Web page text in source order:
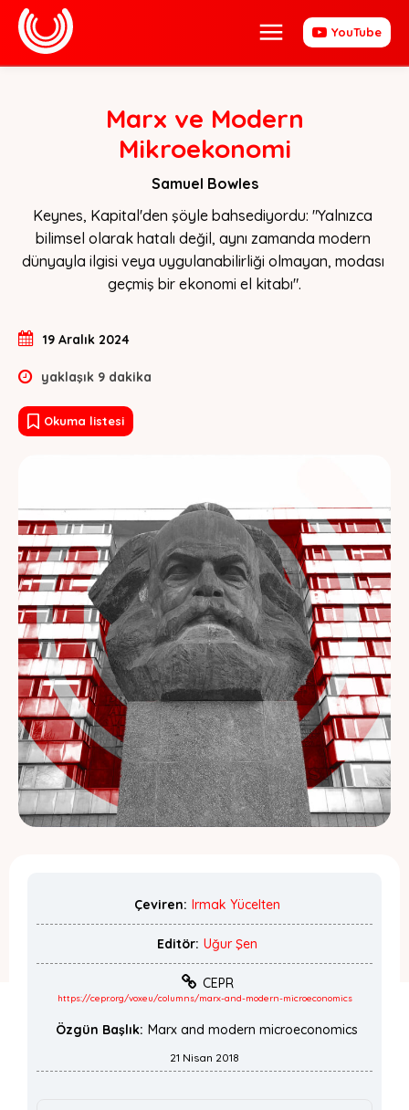
YouTube
Marx ve Modern
Mikroekonomi
Samuel Bowles
Keynes, Kapital'den şöyle bahsediyordu: "Yalnızca
bilimsel olarak hatalı değil, aynı zamanda modern
dünyayla ilgisi veya uygulanabilirliği olmayan, modası
geçmiş bir ekonomi el kitabı".
19 Aralık 2024
yaklaşık 9 dakika
Okuma listesi
Çeviren: Irmak Yücelten
Editör: Uğur Şen
CEPR
https://cepr.org/voxeu/columns/marx-and-modern-microeconomics
Özgün Başlık: Marx and modern microeconomics
21 Nisan 2018